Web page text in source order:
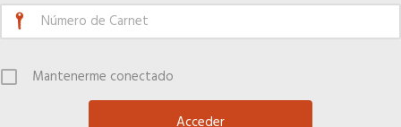
Mantenerme conectado